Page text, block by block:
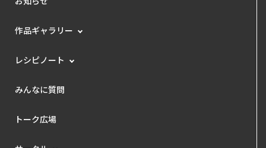
作品ギャラリー
レシピノート
みんなに質問
トーク広場